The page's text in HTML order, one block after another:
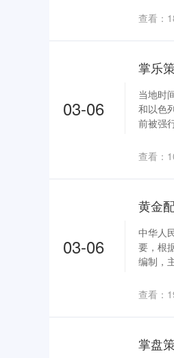
查看：
03-06
当地时
和以色
前被强
查看：
03-06
中华人
要，根
编制，
查看：